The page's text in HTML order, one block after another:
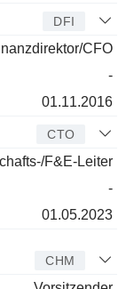
DFI
CFO
-
01.11.2016
CTO
F&E-Leiter
-
01.05.2023
CHM